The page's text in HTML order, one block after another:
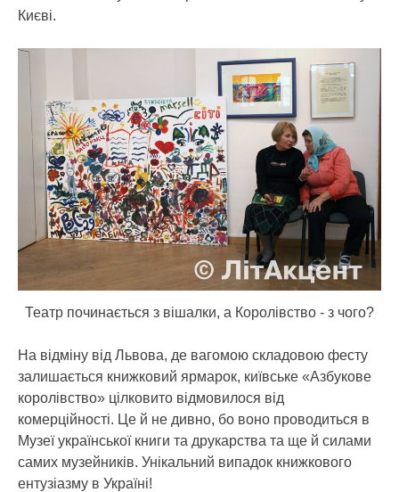
Києві.
Театр починається з вішалки, а Королівство - з чого?
На відміну від Львова, де вагомою складовою фесту
залишається книжковий ярмарок, київське «Азбукове
королівство» цілковито відмовилося від
комерційності. Це й не дивно, бо воно проводиться в
Музеї української книги та друкарства та ще й силами
самих музейників. Унікальний випадок книжкового
ентузіазму в Україні!